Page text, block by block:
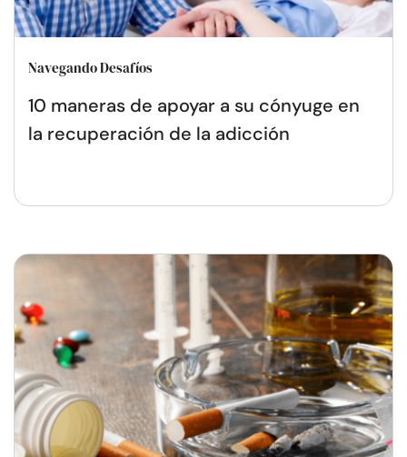
Navegando Desafíos
10 maneras de apoyar a su cónyuge en
la recuperación de la adicción